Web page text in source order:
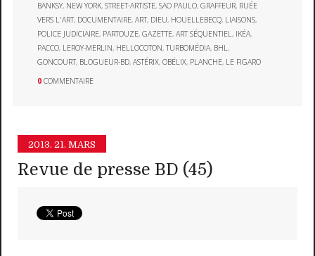
BANKSY, NEW YORK,STREET-ARTISTE,SAO PAULO,GRAFFEUR, RUÉE
VERS L'ART, DOCUMENTAIRE,ART, DIEU, HOUELLEBECQ, LIAISONS,
POLICE JUDICIAIRE, PARTOUZE,GAZETTE,ART SÉQUENTIEL, IKÉA,
PACCO, LEROY-MERLIN, HELLOCOTON,TURBOMÉDIA, BHL,
GONCOURT, BLOGUEUR-BD,ASTÉRIX,OBÉLIX, PLANCHE, LE FIGARO
0 COMMENTAIRE
2013. 21. MARS
Revue de presse BD (45)